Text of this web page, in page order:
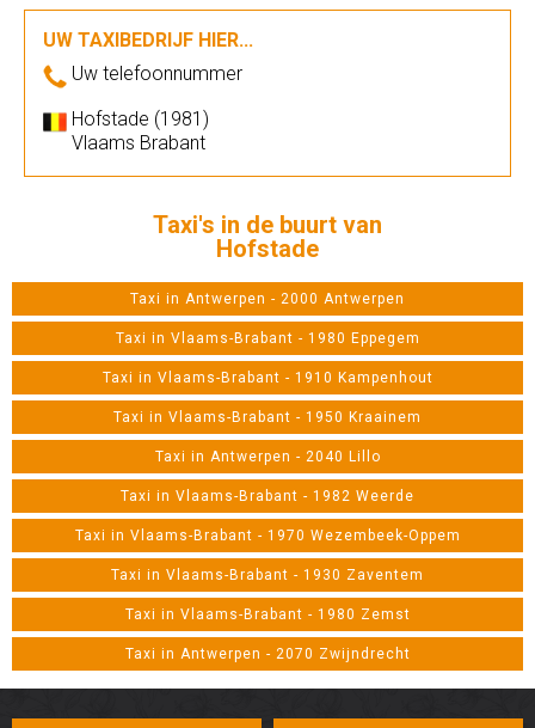
UW TAXIBEDRIJF HIER...
Uw telefoonnummer
Hofstade (1981)
Vlaams Brabant
Taxi's in de buurt van
Hofstade
Taxi in Antwerpen - 2000 Antwerpen
Taxi in Vlaams-Brabant - 1980 Eppegem
Taxi in Vlaams-Brabant - 1910 Kampenhout
Taxi in Vlaams-Brabant - 1950 Kraainem
Taxi in Antwerpen - 2040 Lillo
Taxi in Vlaams-Brabant - 1982 Weerde
Taxi in Vlaams-Brabant - 1970 Wezembeek-Oppem
Taxi in Vlaams-Brabant - 1930 Zaventem
Taxi in Vlaams-Brabant - 1980 Zemst
Taxi in Antwerpen - 2070 Zwijndrecht